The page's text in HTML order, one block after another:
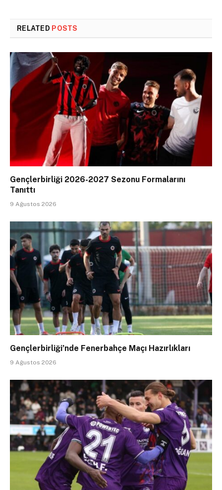
RELATED POSTS
Gençlerbirliği 2026-2027 Sezonu Formalarını
Tanıttı
9 Ağustos 2026
Gençlerbirliği’nde Fenerbahçe Maçı Hazırlıkları
9 Ağustos 2026